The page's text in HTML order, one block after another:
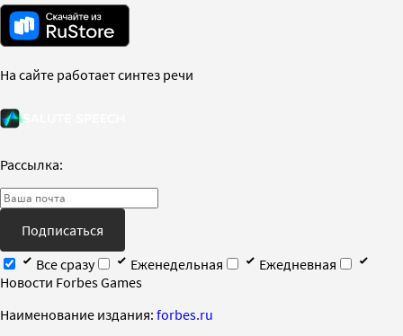
На сайте работает синтез речи
Рассылка:
Подписаться
Все сразу
Еженедельная
Ежедневная
Новости Forbes Games
Наименование издания: forbes.ru